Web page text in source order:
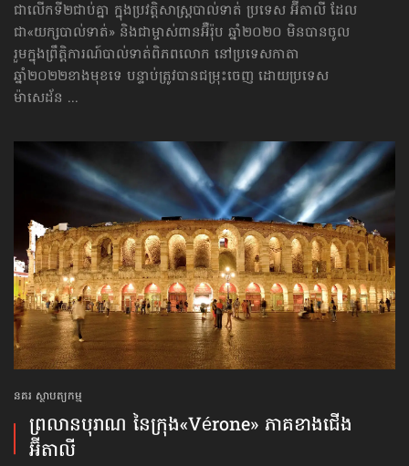
ជាលើកទី២ជាប់គ្នា ក្នុងប្រវត្តិសាស្ត្របាល់ទាត់ ប្រទេស អ៊ីតាលី ដែល
ជា«យក្សបាល់ទាត់» និងជាម្ចាស់ពានអ៊ឺរ៉ុប ឆ្នាំ២០២០ មិនបានចូល
រួម​ក្នុងព្រឹត្តិការណ៍បាល់ទាត់ពិភពលោក នៅប្រទេសកាតា
ឆ្នាំ២០២២ខាងមុខទេ បន្ទាប់ត្រូវបានជម្រុះចេញ ដោយប្រទេស
ម៉ាសេដ័ន ...
នគរ ស្ថាបត្យកម្ម
ព្រលានបុរាណ នៃក្រុង«Vérone» ភាគខាងជើង​
អ៊ីតាលី